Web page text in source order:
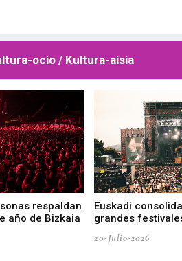
ocio / Kultura-aisia
respaldan
año de Bizkaia
Euskadi
grandes
20-Julio-2026